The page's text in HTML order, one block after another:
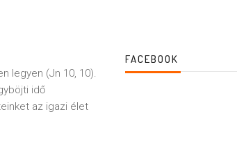
legyen (Jn 10, 10).
idő
az igazi élet
FACEBOOK